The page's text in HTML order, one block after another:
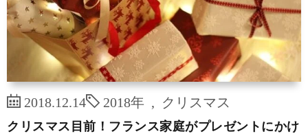
2018.12.14 2018年 クリスマス
クリスマス目前！フランス家庭がプレゼントにかけ